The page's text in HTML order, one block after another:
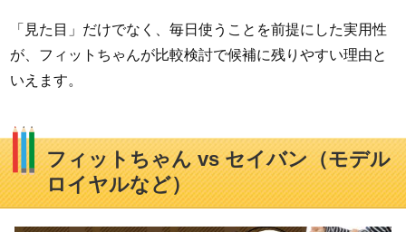
「見た目」だけでなく、毎日使うことを前提にした実用性
が、フィットちゃんが比較検討で候補に残りやすい理由と
いえます。
フィットちゃん vs セイバン（モデル
ロイヤルなど）